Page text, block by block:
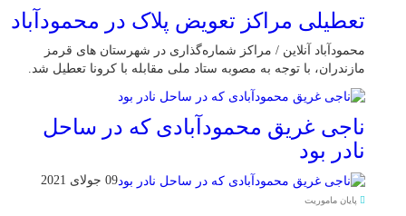
تعطیلی مراکز تعویض پلاک در محمودآباد
محمودآباد آنلاین / مراکز شماره‌گذاری در شهر‌ستان های قرمز
مازندران، با توجه به مصوبه ستاد ملی مقابله با کرونا تعطیل شد.
ناجی غریق محمودآبادی که در ساحل
نادر بود
09 جولای 2021
پایان ماموریت